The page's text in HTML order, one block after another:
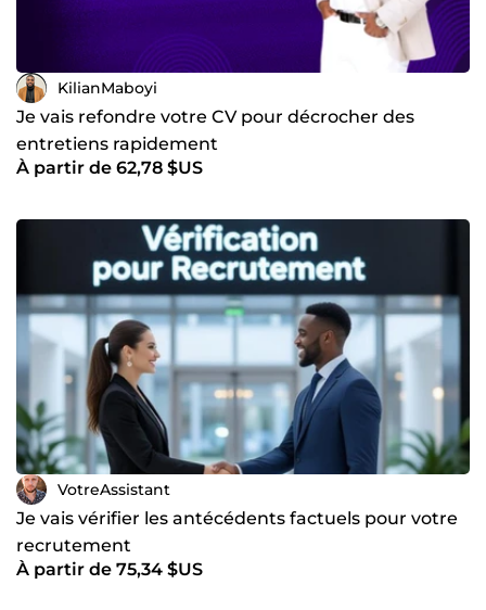
KilianMaboyi
Je vais refondre votre CV pour décrocher des
entretiens rapidement
À partir de 62,78 $US
VotreAssistant
Je vais vérifier les antécédents factuels pour votre
recrutement
À partir de 75,34 $US